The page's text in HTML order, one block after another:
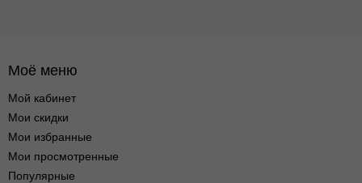
Моё меню
Мой кабинет
Мои скидки
Мои избранные
Мои просмотренные
Популярные